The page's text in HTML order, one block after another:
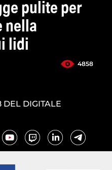
pulite per
nella
lidi
4858
DEL DIGITALE